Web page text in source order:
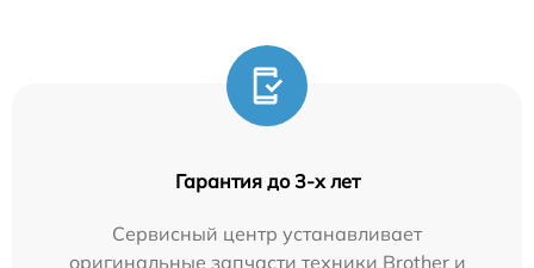
Гарантия до 3-х лет
Сервисный центр устанавливает
оригинальные запчасти техники Brother и